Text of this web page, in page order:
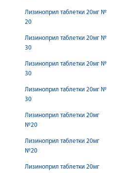
Лизиноприл таблетки 20мг №
20
Лизиноприл таблетки 20мг №
30
Лизиноприл таблетки 20мг №
30
Лизиноприл таблетки 20мг №
30
Лизиноприл таблетки 20мг
№20
Лизиноприл таблетки 20мг
№20
Лизиноприл таблетки 20мг